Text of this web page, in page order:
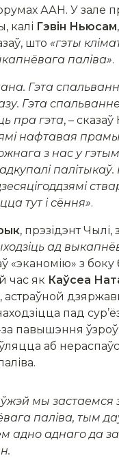
ААН. У зале
калі Гэвін Ньюсам
што «гэты
паліва».
Гэта
Гэта
пра гэта, –
нафтавая
з нас у гэтым
палітыкаў.
тут і сёння».
, прэзідэнт Чылі,
ад
«эканомію» з
час як Каўсеа
астраўной
пад
павышэння
аб
мы застаемся
паліва, тым
адно аднаго да